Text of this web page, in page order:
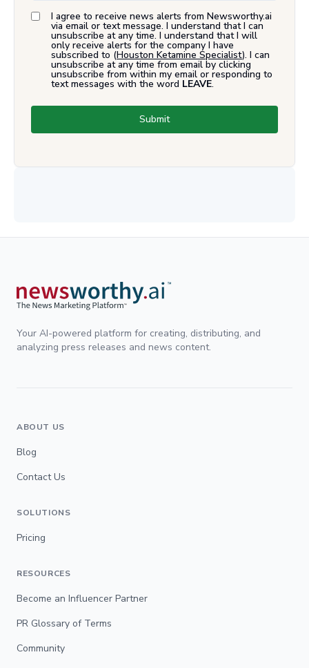
I agree to receive news alerts from Newsworthy.ai
via email or text message. I understand that I can
unsubscribe at any time. I understand that I will
only receive alerts for the company I have
subscribed to (Houston Ketamine Specialist). I can
unsubscribe at any time from email by clicking
unsubscribe from within my email or responding to
text messages with the word LEAVE.
Submit
Your AI-powered platform for creating, distributing, and
analyzing press releases and news content.
ABOUT US
Blog
Contact Us
SOLUTIONS
Pricing
RESOURCES
Become an Influencer Partner
PR Glossary of Terms
Community